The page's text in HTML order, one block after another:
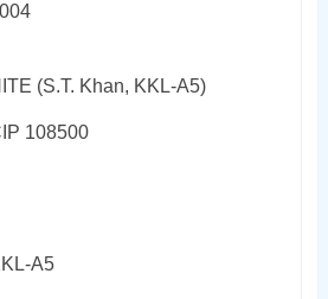
(S.T. Khan, KKL-A5)
108500
A5